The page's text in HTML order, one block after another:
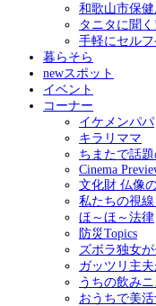
和歌山市保健
タニタに聞
手軽にセル
暮らそら
newスポット
イベント
コーナー
イケメンパパ
キラリママ
ちまたで話
Cinema
文化財 仏像
私たちの視
ほ～ほ～法律
防災Topics
ズボラ独女
ガッツリ主
うちの飲み
おうちで美